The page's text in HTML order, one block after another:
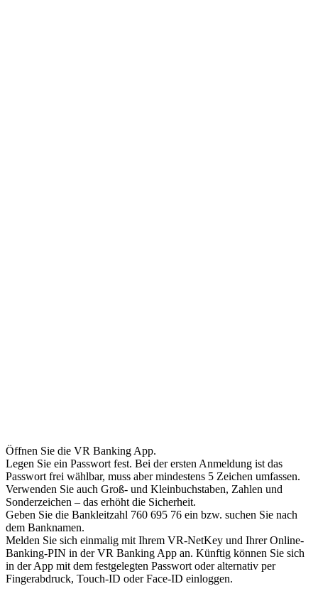
Öffnen Sie die VR Banking App.
Legen Sie ein Passwort fest. Bei der ersten Anmeldung ist das
Passwort frei wählbar, muss aber mindestens 5 Zeichen umfassen.
Verwenden Sie auch Groß- und Kleinbuchstaben, Zahlen und
Sonderzeichen – das erhöht die Sicherheit.
Geben Sie die Bankleitzahl 760 695 76 ein bzw. suchen Sie nach
dem Banknamen.
Melden Sie sich einmalig mit Ihrem VR-NetKey und Ihrer Online-
Banking-PIN in der VR Banking App an. Künftig können Sie sich
in der App mit dem festgelegten Passwort oder alternativ per
Fingerabdruck, Touch-ID oder Face-ID einloggen.